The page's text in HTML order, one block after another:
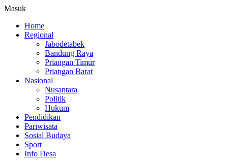
Masuk
Home
Regional
Jabodetabek
Bandung Raya
Priangan Timur
Priangan Barat
Nasional
Nusantara
Politik
Hukum
Pendidikan
Pariwisata
Sosial Budaya
Sport
Info Desa